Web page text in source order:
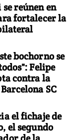
reúnen en
fortalecer la
bochorno se
Felipe
contra la
SC
el fichaje de
el segundo